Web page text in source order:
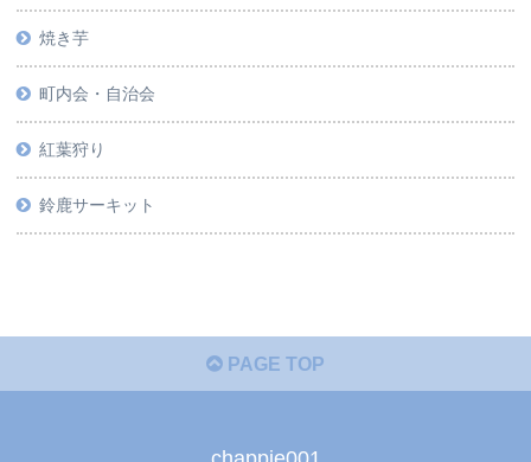
焼き芋
町内会・自治会
紅葉狩り
鈴鹿サーキット
PAGE TOP